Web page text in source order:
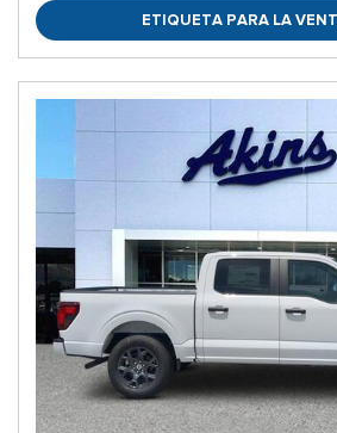
ETIQUETA PARA LA